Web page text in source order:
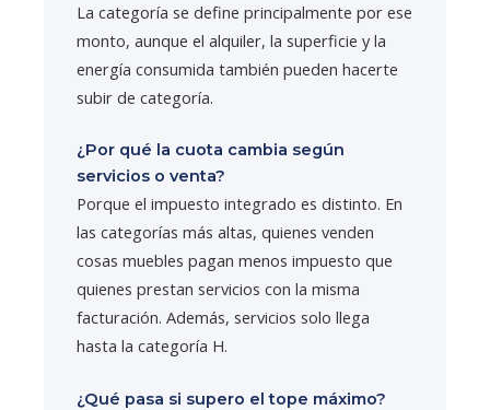
La categoría se define principalmente por ese
monto, aunque el alquiler, la superficie y la
energía consumida también pueden hacerte
subir de categoría.
¿Por qué la cuota cambia según
servicios o venta?
Porque el impuesto integrado es distinto. En
las categorías más altas, quienes venden
cosas muebles pagan menos impuesto que
quienes prestan servicios con la misma
facturación. Además, servicios solo llega
hasta la categoría H.
¿Qué pasa si supero el tope máximo?